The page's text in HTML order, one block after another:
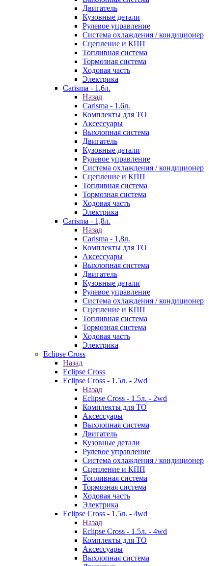
Двигатель
Кузовные детали
Рулевое управление
Система охлаждения / кондиционер
Сцепление и КПП
Топливная система
Тормозная система
Ходовая часть
Электрика
Carisma - 1.6л.
Назад
Carisma - 1.6л.
Комплекты для ТО
Аксессуары
Выхлопная система
Двигатель
Кузовные детали
Рулевое управление
Система охлаждения / кондиционер
Сцепление и КПП
Топливная система
Тормозная система
Ходовая часть
Электрика
Carisma - 1,8л.
Назад
Carisma - 1,8л.
Комплекты для ТО
Аксессуары
Выхлопная система
Двигатель
Кузовные детали
Рулевое управление
Система охлаждения / кондиционер
Сцепление и КПП
Топливная система
Тормозная система
Ходовая часть
Электрика
Eclipse Cross
Назад
Eclipse Cross
Eclipse Cross - 1.5л. - 2wd
Назад
Eclipse Cross - 1.5л. - 2wd
Комплекты для ТО
Аксессуары
Выхлопная система
Двигатель
Кузовные детали
Рулевое управление
Система охлаждения / кондиционер
Сцепление и КПП
Топливная система
Тормозная система
Ходовая часть
Электрика
Eclipse Cross - 1.5л. - 4wd
Назад
Eclipse Cross - 1.5л. - 4wd
Комплекты для ТО
Аксессуары
Выхлопная система